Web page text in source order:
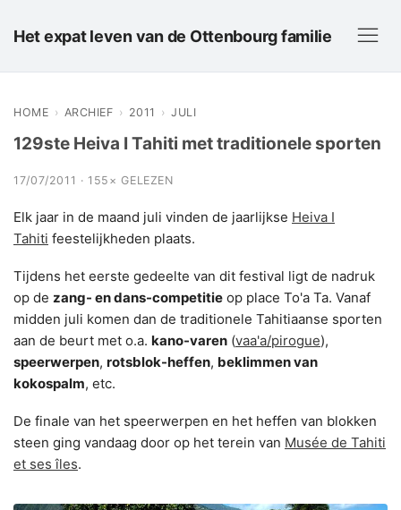
Het expat leven van de Ottenbourg familie
HOME › ARCHIEF › 2011 › JULI
129ste Heiva I Tahiti met traditionele sporten
17/07/2011 · 155× GELEZEN
Elk jaar in de maand juli vinden de jaarlijkse Heiva I
Tahiti feestelijkheden plaats.
Tijdens het eerste gedeelte van dit festival ligt de nadruk
op de zang- en dans-competitie op place To'a Ta. Vanaf
midden juli komen dan de traditionele Tahitiaanse sporten
aan de beurt met o.a. kano-varen (vaa'a/pirogue),
speerwerpen, rotsblok-heffen, beklimmen van
kokospalm, etc.
De finale van het speerwerpen en het heffen van blokken
steen ging vandaag door op het terein van Musée de Tahiti
et ses îles.